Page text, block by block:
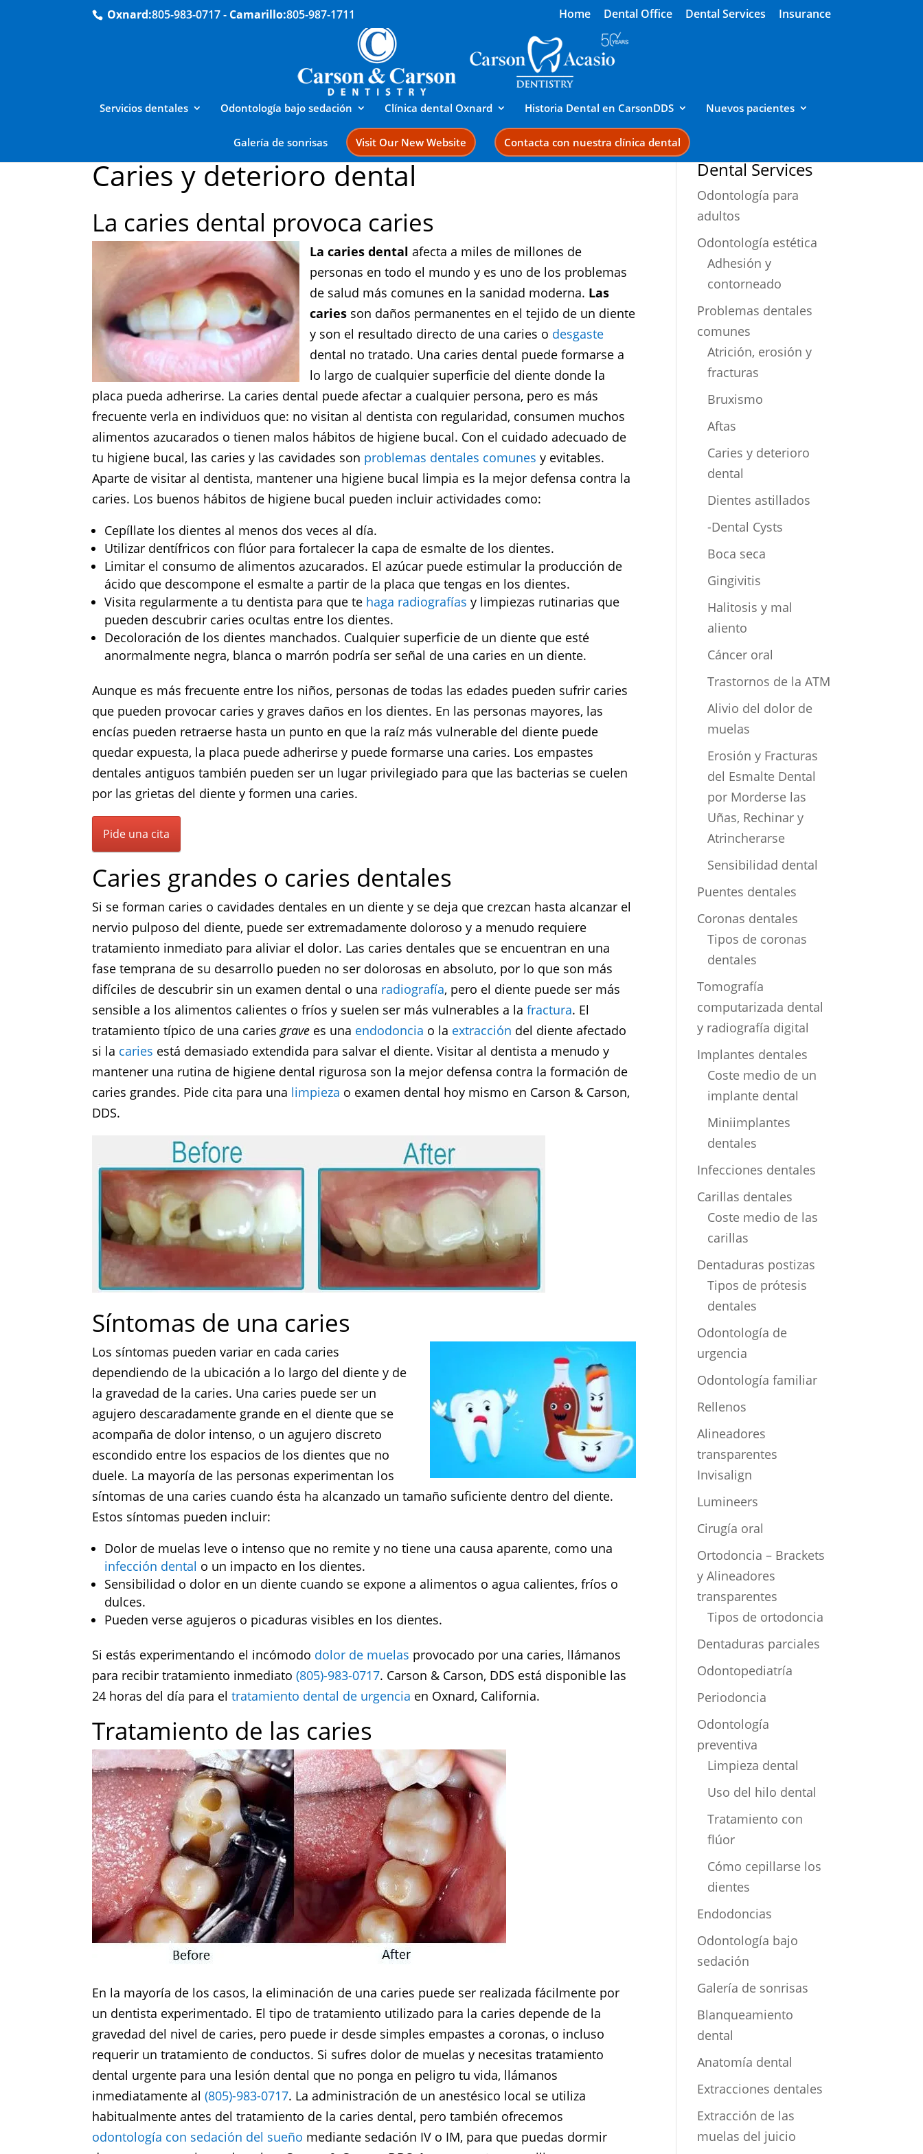
Oxnard:805-983-0717- Camarillo:805-987-1711 Home Dental Office Dental Services Insurance
Servicios dentales Odontología bajo sedación Clínica dental Oxnard Historia Dental en CarsonDDS Nuevos pacientes
Galería de sonrisas Visit Our New Website Contacta con nuestra clínica dental
Caries y deterioro dental
La caries dental provoca caries
La caries dental afecta a miles de millones de
personas en todo el mundo y es uno de los problemas
de salud más comunes en la sanidad moderna. Las
caries son daños permanentes en el tejido de un diente
y son el resultado directo de una caries o desgaste
dental no tratado. Una caries dental puede formarse a
lo largo de cualquier superficie del diente donde la
placa pueda adherirse. La caries dental puede afectar a cualquier persona, pero es más
frecuente verla en individuos que: no visitan al dentista con regularidad, consumen muchos
alimentos azucarados o tienen malos hábitos de higiene bucal. Con el cuidado adecuado de
tu higiene bucal, las caries y las cavidades son problemas dentales comunes y evitables.
Aparte de visitar al dentista, mantener una higiene bucal limpia es la mejor defensa contra la
caries. Los buenos hábitos de higiene bucal pueden incluir actividades como:
Cepíllate los dientes al menos dos veces al día.
Utilizar dentífricos con flúor para fortalecer la capa de esmalte de los dientes.
Limitar el consumo de alimentos azucarados. El azúcar puede estimular la producción de
ácido que descompone el esmalte a partir de la placa que tengas en los dientes.
Visita regularmente a tu dentista para que te haga radiografías y limpiezas rutinarias que
pueden descubrir caries ocultas entre los dientes.
Decoloración de los dientes manchados. Cualquier superficie de un diente que esté
anormalmente negra, blanca o marrón podría ser señal de una caries en un diente.
Aunque es más frecuente entre los niños, personas de todas las edades pueden sufrir caries
que pueden provocar caries y graves daños en los dientes. En las personas mayores, las
encías pueden retraerse hasta un punto en que la raíz más vulnerable del diente puede
quedar expuesta, la placa puede adherirse y puede formarse una caries. Los empastes
dentales antiguos también pueden ser un lugar privilegiado para que las bacterias se cuelen
por las grietas del diente y formen una caries.
Pide una cita
Caries grandes o caries dentales
Si se forman caries o cavidades dentales en un diente y se deja que crezcan hasta alcanzar el
nervio pulposo del diente, puede ser extremadamente doloroso y a menudo requiere
tratamiento inmediato para aliviar el dolor. Las caries dentales que se encuentran en una
fase temprana de su desarrollo pueden no ser dolorosas en absoluto, por lo que son más
difíciles de descubrir sin un examen dental o una radiografía, pero el diente puede ser más
sensible a los alimentos calientes o fríos y suelen ser más vulnerables a lafractura. El
tratamiento típico de una cariesgrave es una endodoncia o la extracción del diente afectado
si la caries está demasiado extendida para salvar el diente. Visitar al dentista a menudo y
mantener una rutina de higiene dental rigurosa son la mejor defensa contra la formación de
caries grandes. Pide cita para una limpieza o examen dental hoy mismo en Carson & Carson,
DDS.
Síntomas de una caries
Los síntomas pueden variar en cada caries
dependiendo de la ubicación a lo largo del diente y de
la gravedad de la caries. Una caries puede ser un
agujero descaradamente grande en el diente que se
acompaña de dolor intenso, o un agujero discreto
escondido entre los espacios de los dientes que no
duele. La mayoría de las personas experimentan los
síntomas de una caries cuando ésta ha alcanzado un tamaño suficiente dentro del diente.
Estos síntomas pueden incluir:
Dolor de muelas leve o intenso que no remite y no tiene una causa aparente, como una
infección dental o un impacto en los dientes.
Sensibilidad o dolor en un diente cuando se expone a alimentos o agua calientes, fríos o
dulces.
Pueden verse agujeros o picaduras visibles en los dientes.
Si estás experimentando el incómodo dolor de muelas provocado por una caries, llámanos
para recibir tratamiento inmediato(805)-983-0717. Carson & Carson, DDS está disponible las
24 horas del día para eltratamiento dental de urgencia en Oxnard, California.
Tratamiento de las caries
En la mayoría de los casos, la eliminación de una caries puede ser realizada fácilmente por
un dentista experimentado. El tipo de tratamiento utilizado para la caries depende de la
gravedad del nivel de caries, pero puede ir desde simples empastes a coronas, o incluso
requerir un tratamiento de conductos. Si sufres dolor de muelas y necesitas tratamiento
dental urgente para una lesión dental que no ponga en peligro tu vida, llámanos
inmediatamente al(805)-983-0717. La administración de un anestésico local se utiliza
habitualmente antes del tratamiento de la caries dental, pero también ofrecemos
odontología con sedación del sueño mediante sedación IV o IM, para que puedas dormir
Dental Services
Odontología para
adultos
Odontología estética
Adhesión y
contorneado
Problemas dentales
comunes
Atrición, erosión y
fracturas
Bruxismo
Aftas
Caries y deterioro
dental
Dientes astillados
-Dental Cysts
Boca seca
Gingivitis
Halitosis y mal
aliento
Cáncer oral
Trastornos de la ATM
Alivio del dolor de
muelas
Erosión y Fracturas
del Esmalte Dental
por Morderse las
Uñas, Rechinar y
Atrincherarse
Sensibilidad dental
Puentes dentales
Coronas dentales
Tipos de coronas
dentales
Tomografía
computarizada dental
y radiografía digital
Implantes dentales
Coste medio de un
implante dental
Miniimplantes
dentales
Infecciones dentales
Carillas dentales
Coste medio de las
carillas
Dentaduras postizas
Tipos de prótesis
dentales
Odontología de
urgencia
Odontología familiar
Rellenos
Alineadores
transparentes
Invisalign
Lumineers
Cirugía oral
Ortodoncia – Brackets
y Alineadores
transparentes
Tipos de ortodoncia
Dentaduras parciales
Odontopediatría
Periodoncia
Odontología
preventiva
Limpieza dental
Uso del hilo dental
Tratamiento con
flúor
Cómo cepillarse los
dientes
Endodoncias
Odontología bajo
sedación
Galería de sonrisas
Blanqueamiento
dental
Anatomía dental
Extracciones dentales
Extracción de las
muelas del juicio